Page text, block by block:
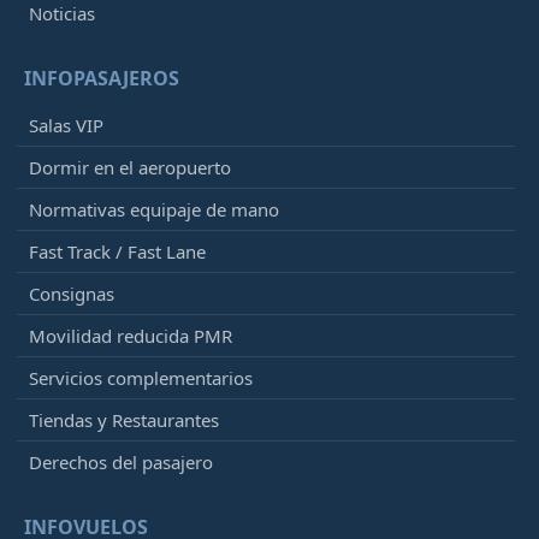
Noticias
INFOPASAJEROS
Salas VIP
Dormir en el aeropuerto
Normativas equipaje de mano
Fast Track / Fast Lane
Consignas
Movilidad reducida PMR
Servicios complementarios
Tiendas y Restaurantes
Derechos del pasajero
INFOVUELOS